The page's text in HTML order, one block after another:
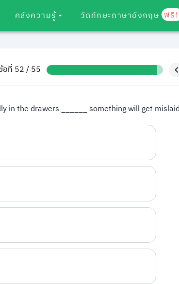
คลังความรู้ วัดทักษะภาษาอังกฤษ ฟรี
อที่ 52 / 55
in the drawers ______ something will get